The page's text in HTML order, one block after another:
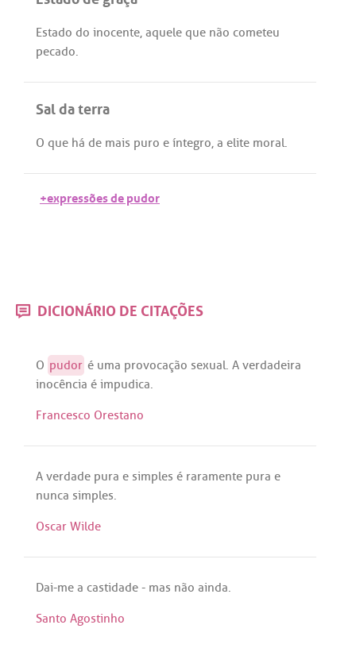
Estado do inocente, aquele que não cometeu
pecado.
Sal da terra
O que há de mais puro e íntegro, a elite moral.
+expressões de pudor
DICIONÁRIO DE CITAÇÕES
O pudor é uma provocação sexual. A verdadeira
inocência é impudica.
Francesco Orestano
A verdade pura e simples é raramente pura e
nunca simples.
Oscar Wilde
Dai-me a castidade - mas não ainda.
Santo Agostinho